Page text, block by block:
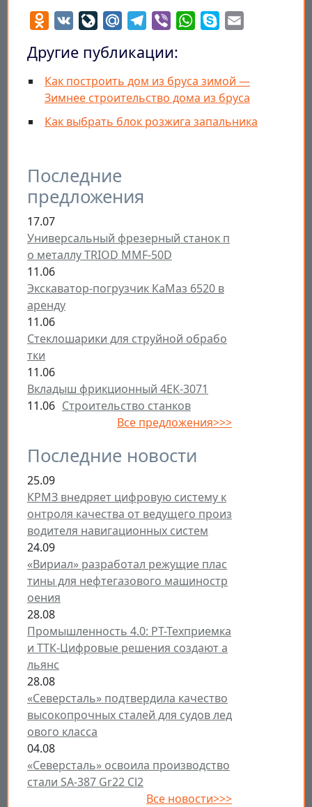
Последние
предложения
17.07
Универсальный фрезерный станок п
о металлу TRIOD MMF-50D
11.06
Экскаватор-погрузчик КаМаз 6520 в
аренду
11.06
Стеклошарики для струйной обрабо
тки
11.06
Вкладыш фрикционный 4ЕК-3071
11.06 Строительство станков
Все предложения>>>
Последние новости
25.09
КРМЗ внедряет цифровую систему к
онтроля качества от ведущего произ
водителя навигационных систем
24.09
«Вириал» разработал режущие плас
тины для нефтегазового машиностр
оения
28.08
Промышленность 4.0: РТ-Техприемка
и ТТК-Цифровые решения создают а
льянс
28.08
«Северсталь» подтвердила качество
высокопрочных сталей для судов лед
ового класса
04.08
«Северсталь» освоила производство
стали SA-387 Gr22 Cl2
Все новости>>>
Odnoklassniki
VK LiveJournal
Mail.RuTelegram
Viber WhatsApp
Skype
Другие публикации:
Как построить дом из бруса зимой —
Зимнее строительство дома из бруса
Как выбрать блок розжига запальника